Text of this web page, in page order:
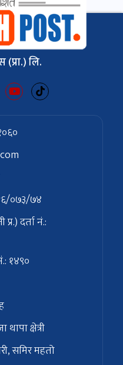
लि.
०७३/७४
प्र.) दर्ता नं.:
१४९०
थापा क्षेत्री
समिर महतो